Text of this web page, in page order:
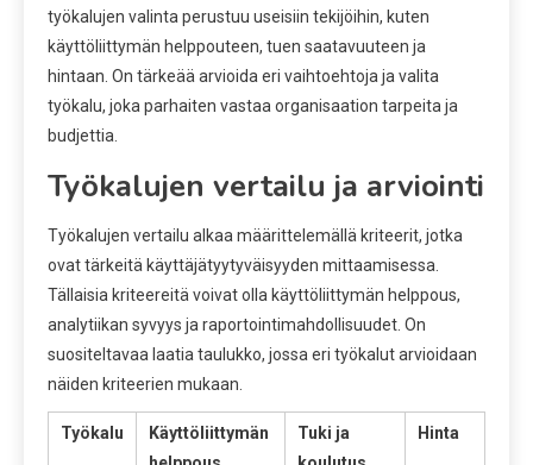
työkalujen valinta perustuu useisiin tekijöihin, kuten
käyttöliittymän helppouteen, tuen saatavuuteen ja
hintaan. On tärkeää arvioida eri vaihtoehtoja ja valita
työkalu, joka parhaiten vastaa organisaation tarpeita ja
budjettia.
Työkalujen vertailu ja arviointi
Työkalujen vertailu alkaa määrittelemällä kriteerit, jotka
ovat tärkeitä käyttäjätyytyväisyyden mittaamisessa.
Tällaisia kriteereitä voivat olla käyttöliittymän helppous,
analytiikan syvyys ja raportointimahdollisuudet. On
suositeltavaa laatia taulukko, jossa eri työkalut arvioidaan
näiden kriteerien mukaan.
Työkalu
Käyttöliittymän
Tuki ja
Hinta